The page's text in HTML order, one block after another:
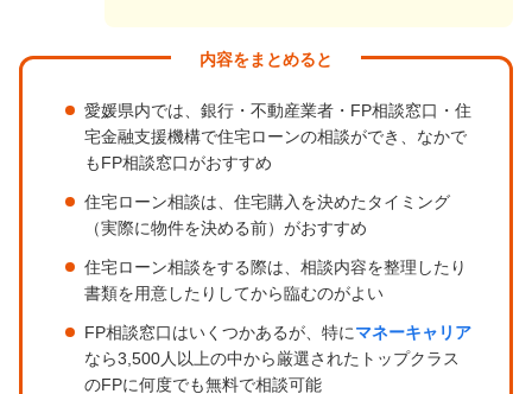
内容をまとめると
愛媛県内では、銀行・不動産業者・FP相談窓口・住
宅金融支援機構で住宅ローンの相談ができ、なかで
もFP相談窓口がおすすめ
住宅ローン相談は、住宅購入を決めたタイミング
（実際に物件を決める前）がおすすめ
住宅ローン相談をする際は、相談内容を整理したり
書類を用意したりしてから臨むのがよい
FP相談窓口はいくつかあるが、特にマネーキャリア
なら3,500人以上の中から厳選されたトップクラス
のFPに何度でも無料で相談可能